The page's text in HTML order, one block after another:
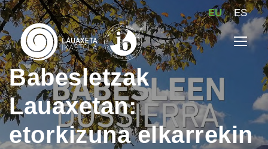
EU ES
Babesletzak
Lauaxetan:
etorkizuna elkarrekin